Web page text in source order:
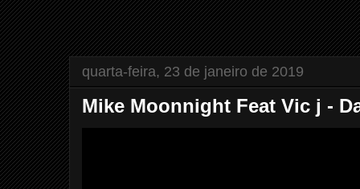
quarta-feira, 23 de janeiro de 2019
Mike Moonnight Feat Vic j -